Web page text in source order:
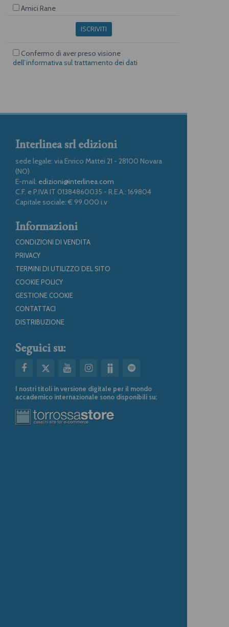
Amici Rane
ISCRIVITI
Confermo di aver preso visione
dell’informativa sul trattamento dei dati
Interlinea srl edizioni
sede legale: via Enrico Mattei 21 - 28100 Novara
(NO)
E-mail: edizioni@interlinea.com
C.F. e P.IVA IT 01384860035 - R.E.A.: 169804
Capitale sociale: € 99.000 i.v
Informazioni
CONDIZIONI DI VENDITA
PRIVACY
TERMINI DI UTILIZZO DEL SITO
COOKIE POLICY
GESTIONE COOKIE
CONTATTACI
DISTRIBUZIONE
Seguici su:
I nostri titoli in versione digitale per il mondo
accademico internazionale sono disponibili su: